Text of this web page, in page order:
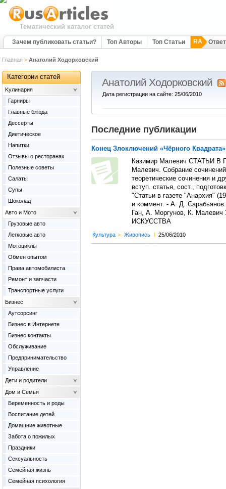
Тематический каталог статей
Зачем публиковать статьи? Топ Авторы Топ Статьи RA
Главная > Анатолий Ходорковский
Анатолий Ходорковский
Дата регистрации на сайте: 25/06/2010
Последние публикации
Конец Злоключений «Чёрного Квадрата»
Казимир Малевич СТАТЬИ В
Малевич. Собрание
теоретические сочинения и
вступ. статья, сост.,
"Статьи в газете "Анархия"
и коммент. - А. Д.
Ган, А. Моргунов, К.
ИСКУССТВА
Культура > Живопись l 25/06/2010
Категории статей
Kулинария
Гарниры
Главные блюда
Дессерты
Диетическое
Напитки
Отзывы о ресторанах
Полезные советы
Салаты
Супы
Шоколад
Авто и Мото
Грузовые авто
Легковые авто
Мотоциклы
Обмен опытом
Права автомобилиста
Ремонт и запчасти
Транспортные услуги
Бизнес
Аутсорсинг
Бизнес в Интернете
Бизнес контакты
Обслуживание
Предпринимательство
Управление
Дети и родители
Дом и Семья
Беременность и роды
Воспитание детей
Домашние животные
Забота о пожилых
Праздники
Сексуальность
Семейная жизнь
Семейная психология